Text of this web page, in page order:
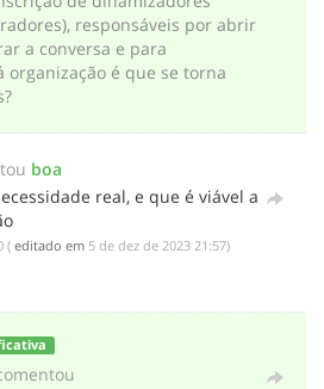
responsáveis por abrir
a conversa e para
organização é que se torna
boa
real, e que é viável a
( editado em ‎5 de dez de 2023 21:57)